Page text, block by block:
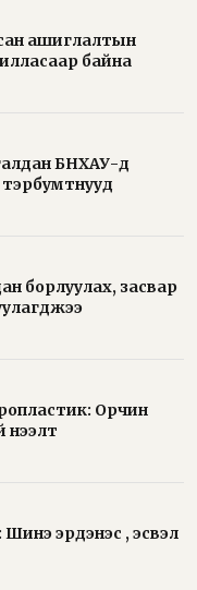
ашиглалтын
байна
БНХАУ-д
борлуулах, засвар
Орчин
нээлт
эрдэнэс үү, эсвэл